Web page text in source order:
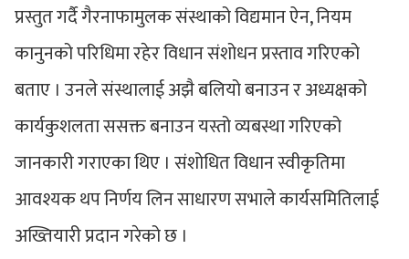
प्रस्तुत गर्दै गैरनाफामुलक संस्थाको विद्यमान ऐन, नियम
कानुनको परिधिमा रहेर विधान संशोधन प्रस्ताव गरिएको
बताए । उनले संस्थालाई अझै बलियो बनाउन र अध्यक्षको
कार्यकुशलता ससक्त बनाउन यस्तो व्यबस्था गरिएको
जानकारी गराएका थिए । संशोधित विधान स्वीकृतिमा
आवश्यक थप निर्णय लिन साधारण सभाले कार्यसमितिलाई
अख्तियारी प्रदान गरेको छ ।